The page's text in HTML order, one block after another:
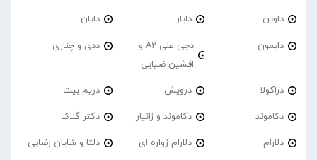
داوین دایار دایان
دایمون
دجی علی A2 و
افشین ضیایی
ددی و چناری
دراکولا درویش دریم بیت
دکاموند دکاموند و زانیار دکتر گلاک
دلارام دلارام زواره ای دلتا و شایان رضایی